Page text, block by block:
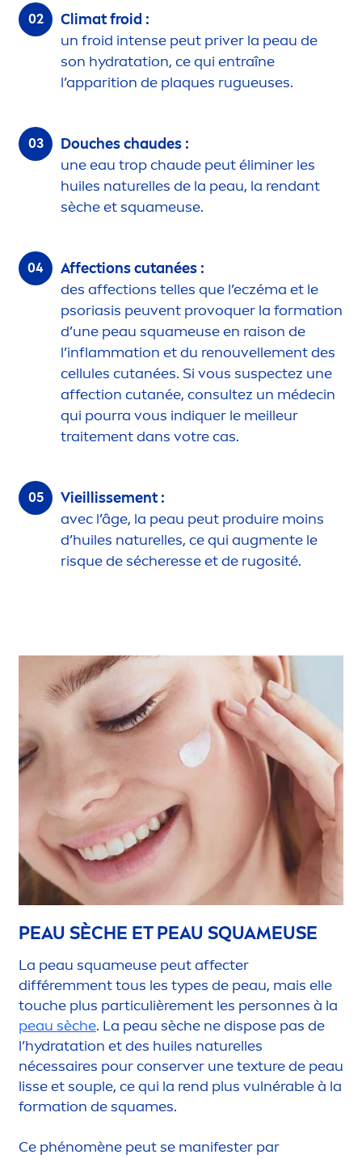
Climat froid :
un froid intense peut priver la peau de
son hydratation, ce qui entraîne
l’apparition de plaques rugueuses.
Douches chaudes :
une eau trop chaude peut éliminer les
huiles naturelles de la peau, la rendant
sèche et squameuse.
Affections cutanées :
des affections telles que l’eczéma et le
psoriasis peuvent provoquer la formation
d’une peau squameuse en raison de
l’inflammation et du renouvellement des
cellules cutanées. Si vous suspectez une
affection cutanée, consultez un médecin
qui pourra vous indiquer le meilleur
traitement dans votre cas.
Vieillissement :
avec l’âge, la peau peut produire moins
d’huiles naturelles, ce qui augmente le
risque de sécheresse et de rugosité.
PEAU SÈCHE ET PEAU SQUAMEUSE
La peau squameuse peut affecter
différemment tous les types de peau, mais elle
touche plus particulièrement les personnes à la
peau sèche. La peau sèche ne dispose pas de
l’hydratation et des huiles naturelles
nécessaires pour conserver une texture de peau
lisse et souple, ce qui la rend plus vulnérable à la
formation de squames.
Ce phénomène peut se manifester par